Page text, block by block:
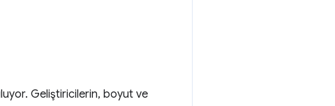
Geliştiricilerin, boyut ve